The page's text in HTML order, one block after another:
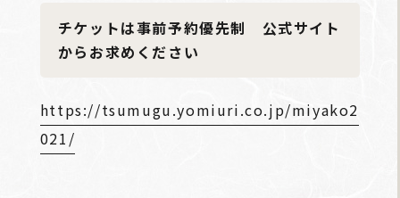
チケットは事前予約優先制 公式サイト
からお求めください
https://tsumugu.yomiuri.co.jp/miyako2
021/